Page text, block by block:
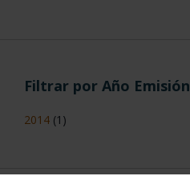
Filtrar por Año Emisión
2014 (1)